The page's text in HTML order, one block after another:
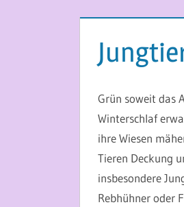
Grün soweit das
Winterschlaf
ihre Wiesen
Tieren Deckung
insbesondere
Rebhühner oder